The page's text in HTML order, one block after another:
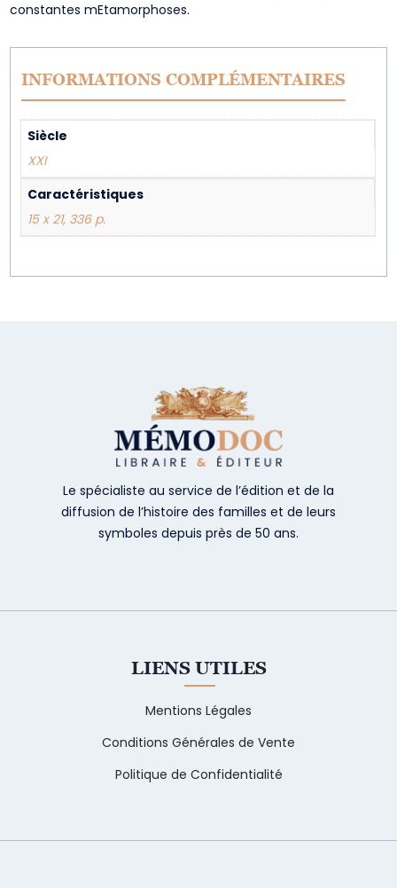
constantes mEtamorphoses.
INFORMATIONS COMPLÉMENTAIRES
Siècle
XXI
Caractéristiques
15 x 21, 336 p.
Le spécialiste au service de l’édition et de la
diffusion de l’histoire des familles et de leurs
symboles depuis près de 50 ans.
LIENS UTILES
Mentions Légales
Conditions Générales de Vente
Politique de Confidentialité